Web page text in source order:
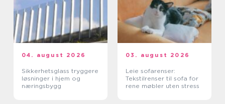
04. august 2026
Sikkerhetsglass tryggere
løsninger i hjem og
næringsbygg
03. august 2026
Leie sofarenser:
Tekstilrenser til sofa for
rene møbler uten stress